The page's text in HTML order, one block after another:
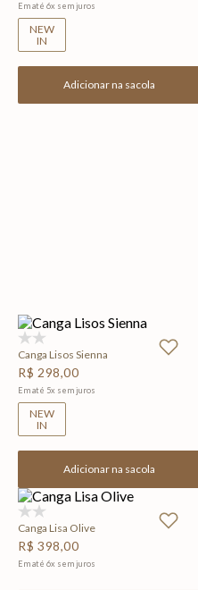
Em até6x sem juros
NEW
IN
Adicionar na sacola
Canga Lisos Sienna
R$ 298,00
Em até 5x sem juros
NEW
IN
Adicionar na sacola
Canga Lisa Olive
R$ 398,00
Em até6x sem juros